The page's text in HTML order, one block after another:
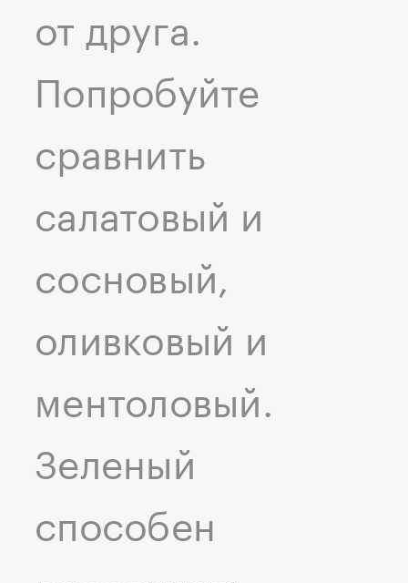
от друга.
Попробуйте
сравнить
салатовый и
сосновый,
оливковый и
ментоловый.
Зеленый
способен